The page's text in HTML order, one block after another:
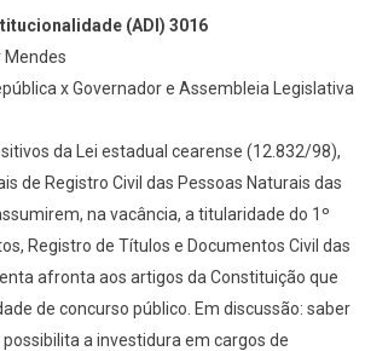
(ADI) 3016
Mendes
x Governador e Assembleia Legislativa
da Lei estadual cearense (12.832/98),
de Registro Civil das Pessoas Naturais das
na vacância, a titularidade do 1º
Registro de Títulos e Documentos Civil das
afronta aos artigos da Constituição que
de concurso público. Em discussão: saber
a investidura em cargos de